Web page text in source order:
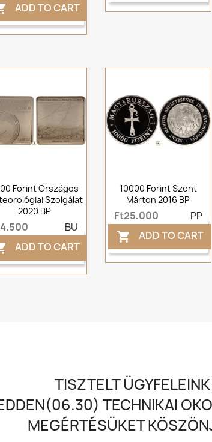
ADD TO CART
Forint Országos
Szolgálat
2020 BP
BU
ADD TO CART
10000 Forint Szent
Márton 2016 BP
Ft25,000 PP
 ADD TO CART
TISZTELT
TECHNIKAI
MEGÉRTÉSÜKET